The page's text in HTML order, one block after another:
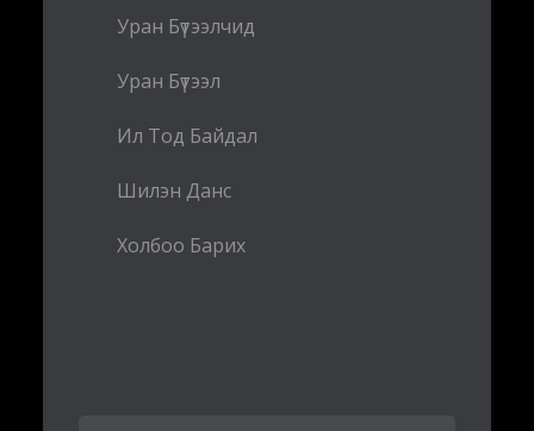
Уран Бүтээлчид
Уран Бүтээл
Ил Тод Байдал
Шилэн Данс
Холбоо Барих